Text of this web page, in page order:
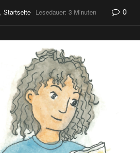
, Startseite Lesedauer: 3 Minuten 0